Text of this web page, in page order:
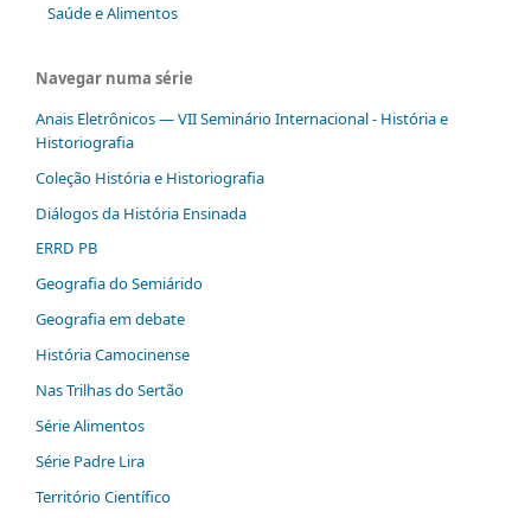
Saúde e Alimentos
Navegar numa série
Anais Eletrônicos — VII Seminário Internacional - História e
Historiografia
Coleção História e Historiografia
Diálogos da História Ensinada
ERRD PB
Geografia do Semiárido
Geografia em debate
História Camocinense
Nas Trilhas do Sertão
Série Alimentos
Série Padre Lira
Território Científico